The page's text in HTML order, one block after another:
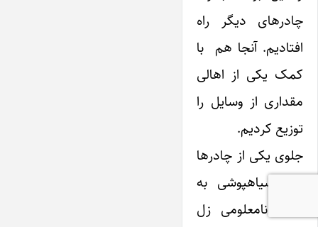
چادرهای دیگر راه
افتادیم. آنجا هم با
کمک یکی از اهالی
مقداری از وسایل را
توزیع کردیم.
جلوی یکی از چادرها
مرد سیاهپوشی به
نقطه نامعلومی زل